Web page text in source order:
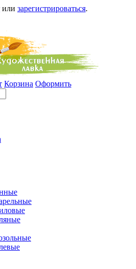
или зарегистрироваться.
Корзина Оформить